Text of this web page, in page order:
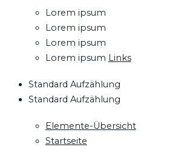
Lorem ipsum
Lorem ipsum
Lorem ipsum
Lorem ipsum Links
Standard Aufzählung
Standard Aufzählung
Elemente-Übersicht
Startseite